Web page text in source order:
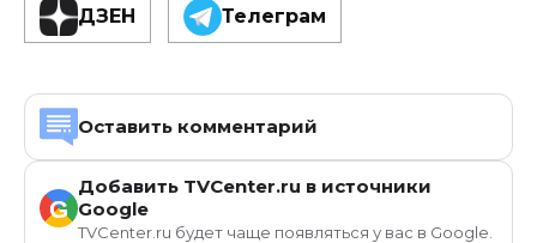
ДЗЕН Телеграм
Оставить комментарий
G
Добавить TVCenter.ru в источники
Google
TVCenter.ru будет чаще появляться у вас в Google.